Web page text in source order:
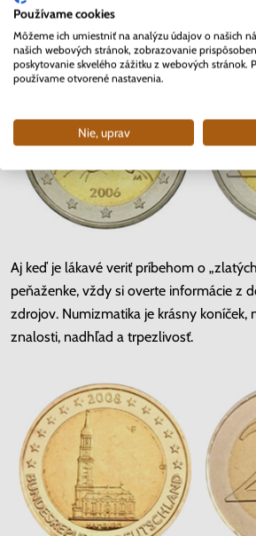
približne 50 €.
Aj keď je lákavé veriť príbehom o
peňaženke, vždy si overte informácie z
zdrojov. Numizmatika je krásny koníček,
znalosti, nadhľad a trpezlivosť.
Používame cookies
Môžeme ich umiestniť na analýzu údajov o našich
našich webových stránok, zobrazovanie
poskytovanie skvelého zážitku z webových stránok.
používame otvorené nastavenia.
Nie, uprav